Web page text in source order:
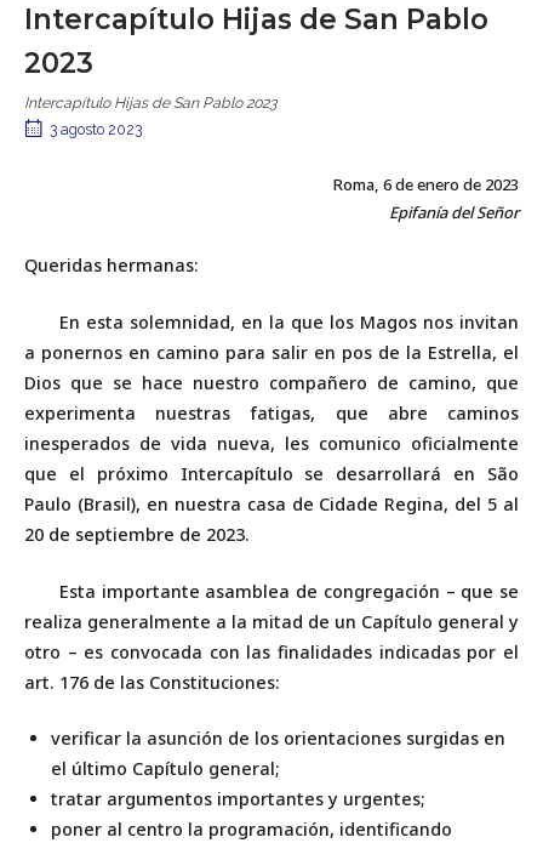
Intercapítulo Hijas de San Pablo
2023
Intercapítulo Hijas de San Pablo 2023
3 agosto 2023
Roma, 6 de enero de 2023
Epifanía del Señor
Queridas hermanas:
En esta solemnidad, en la que los Magos nos invitan
a ponernos en camino para salir en pos de la Estrella, el
Dios que se hace nuestro compañero de camino, que
experimenta nuestras fatigas, que abre caminos
inesperados de vida nueva, les comunico oficialmente
que el próximo Intercapítulo se desarrollará en São
Paulo (Brasil), en nuestra casa de Cidade Regina, del 5 al
20 de septiembre de 2023.
Esta importante asamblea de congregación – que se
realiza generalmente a la mitad de un Capítulo general y
otro – es convocada con las finalidades indicadas por el
art. 176 de las Constituciones:
verificar la asunción de los orientaciones surgidas en
el último Capítulo general;
tratar argumentos importantes y urgentes;
poner al centro la programación, identificando